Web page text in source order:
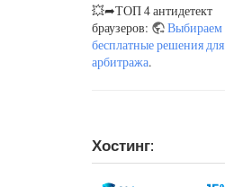
💥➦ТОП 4 антидетект
браузеров:
Выбираем
бесплатные решения для
арбитража.
Хостинг: